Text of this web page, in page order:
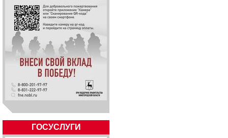
ГОСУСЛУГИ